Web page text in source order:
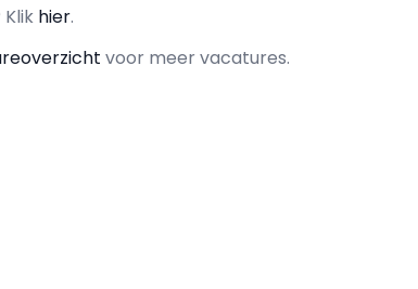
hier.
voor meer vacatures.